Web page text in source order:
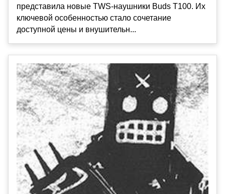
представила новые TWS-наушники Buds T100. Их
ключевой особенностью стало сочетание
доступной цены и внушительн...